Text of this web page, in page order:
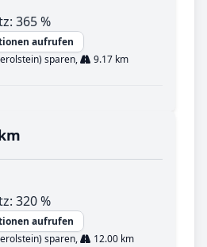
365 %
aufrufen
sparen,
9.17 km
320 %
aufrufen
sparen,
12.00 km